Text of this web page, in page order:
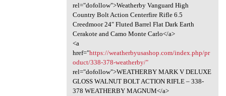
rel="dofollow">Weatherby Vanguard High
Country Bolt Action Centerfire Rifle 6.5
Creedmoor 24″ Fluted Barrel Flat Dark Earth
Cerakote and Camo Monte Carlo</a>
<a
href="https://weatherbyusashop.com/index.php/pr
oduct/338-378-weatherby/"
rel="dofollow">WEATHERBY MARK V DELUXE
GLOSS WALNUT BOLT ACTION RIFLE – 338-
378 WEATHERBY MAGNUM</a>